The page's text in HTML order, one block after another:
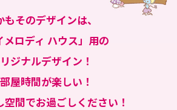
もそのデザインは、
メロディ ハウス」用の
ジナルデザイン！
屋時間が楽しい！
空間でお過ごしください！